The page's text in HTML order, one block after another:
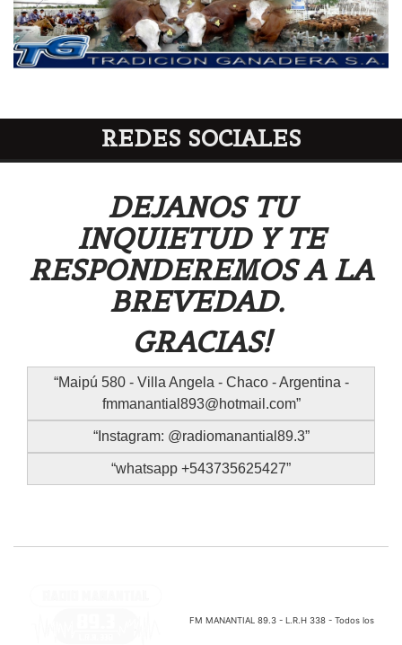
REDES SOCIALES
DEJANOS TU
INQUIETUD Y TE
RESPONDEREMOS A LA
BREVEDAD.
GRACIAS!
Maipú 580 - Villa Angela - Chaco - Argentina -
fmmanantial893@hotmail.com
Instagram: @radiomanantial89.3
whatsapp +543735625427
FM MANANTIAL 89.3 - L.R.H 338 - Todos los